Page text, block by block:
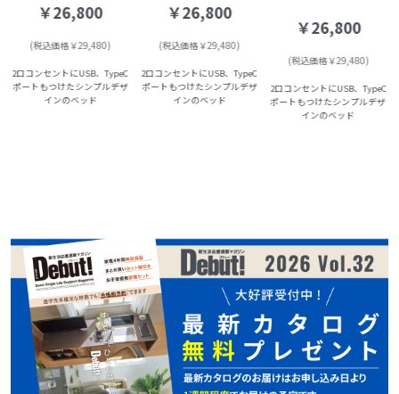
￥26,800
(税込価格￥29,480)
2口コンセントにUSB、TypeC
ポートもつけたシンプルデザ
インのベッド
￥26,800
(税込価格￥29,480)
2口コンセントにUSB、TypeC
ポートもつけたシンプルデザ
インのベッド
￥26,800
(税込価格￥29,480)
2口コンセントにUSB、TypeC
ポートもつけたシンプルデザ
インのベッド